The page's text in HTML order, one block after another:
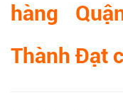
hàng
Thành Đạt